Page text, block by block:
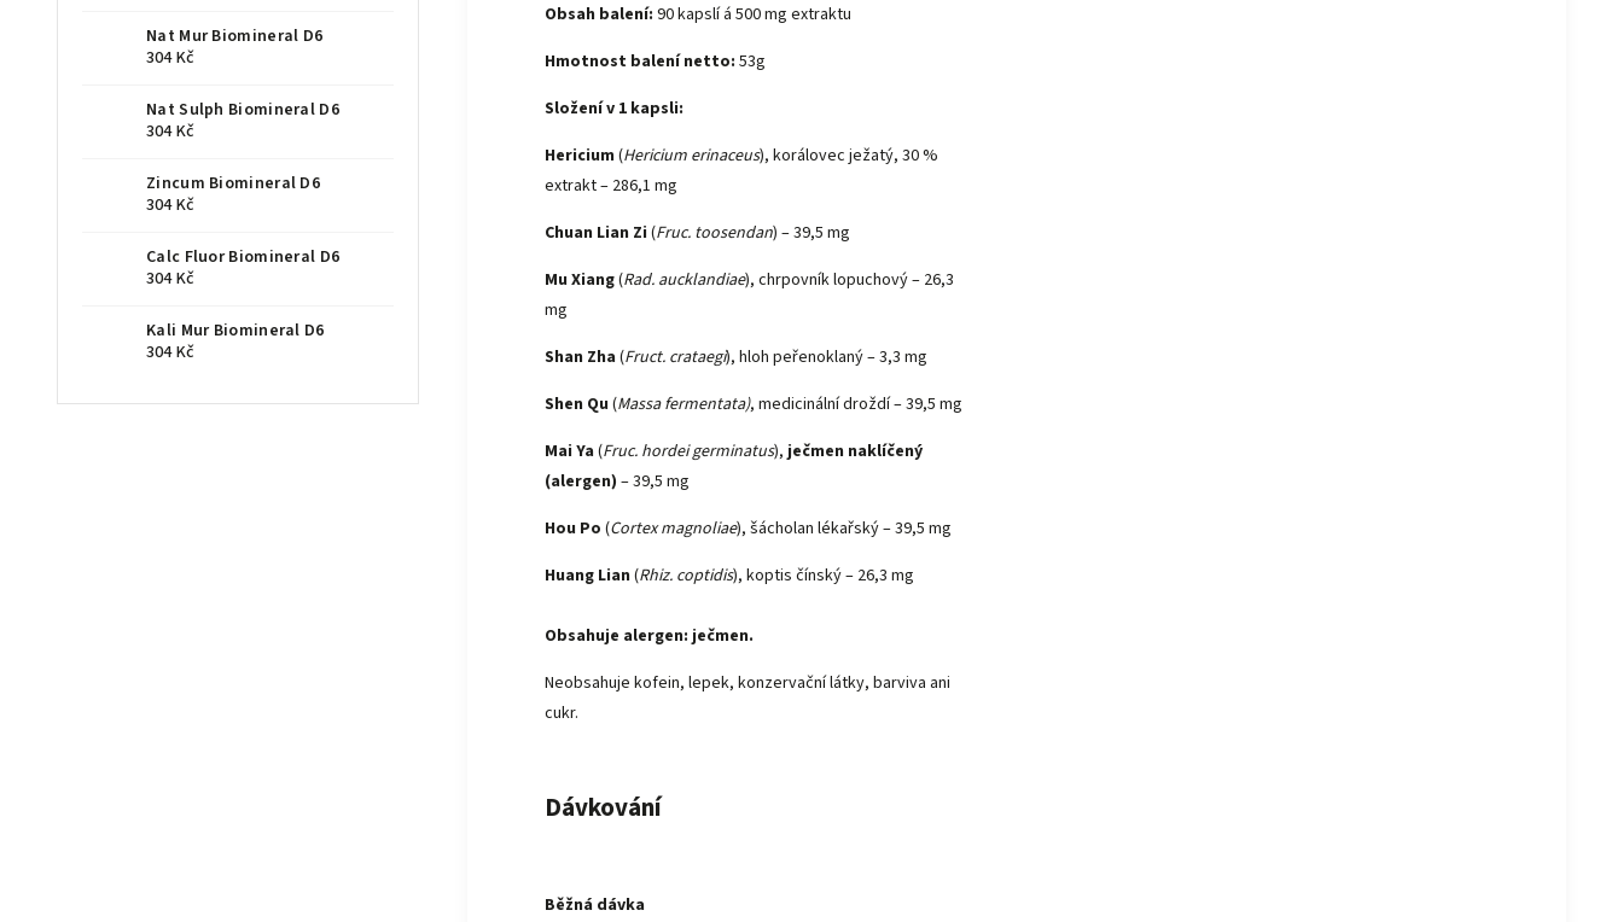
Nat Mur Biomineral D6
304 Kč
Nat Sulph Biomineral D6
304 Kč
Zincum Biomineral D6
304 Kč
Calc Fluor Biomineral D6
304 Kč
Kali Mur Biomineral D6
304 Kč
Obsah balení: 90 kapslí á 500 mg extraktu
Hmotnost balení netto: 53g
Složení v 1 kapsli:
Hericium (Hericium erinaceus), korálovec ježatý, 30 %
extrakt – 286,1 mg
Chuan Lian Zi (Fruc. toosendan) – 39,5 mg
Mu Xiang(Rad. aucklandiae), chrpovník lopuchový – 26,3
mg
Shan Zha (Fruct. crataegi), hloh peřenoklaný – 3,3 mg
Shen Qu (Massa fermentata), medicinální droždí – 39,5 mg
Mai Ya (Fruc. hordei germinatus), ječmen naklíčený
(alergen) – 39,5 mg
Hou Po (Cortex magnoliae), šácholan lékařský – 39,5 mg
Huang Lian (Rhiz. coptidis), koptis čínský – 26,3 mg
Obsahuje alergen: ječmen.
Neobsahuje kofein, lepek, konzervační látky, barviva ani
cukr.
Dávkování
Běžná dávka